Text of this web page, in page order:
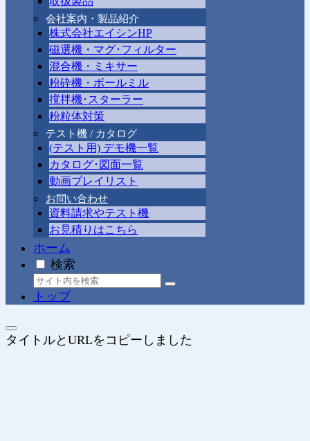
会社案内・製品紹介
株式会社エイシンHP
磁選機・マグ･フィルター
混合機・ミキサー
粉砕機・ボールミル
撹拌機･スターラー
粉粒体対策
テスト機 / カタログ
(テスト用) デモ機一覧
カタログ･図面一覧
動画プレイリスト
お問い合わせ
資料請求やテスト機
お見積りはこちら
ホーム
検索
トップ
タイトルとURLをコピーしました